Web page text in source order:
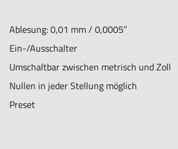
Ablesung: 0,01 mm / 0,0005”
Ein-/Ausschalter
Umschaltbar zwischen metrisch und Zoll
Nullen in jeder Stellung möglich
Preset